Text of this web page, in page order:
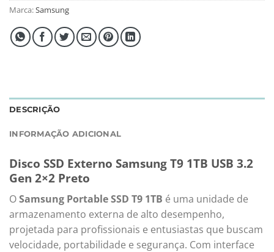
Marca:Samsung
DESCRIÇÃO
INFORMAÇÃO ADICIONAL
Disco SSD Externo Samsung T9 1TB USB 3.2
Gen 2×2 Preto
OSamsung Portable SSD T9 1TB é uma unidade de
armazenamento externa de alto desempenho,
projetada para profissionais e entusiastas que buscam
velocidade, portabilidade e segurança. Com interface